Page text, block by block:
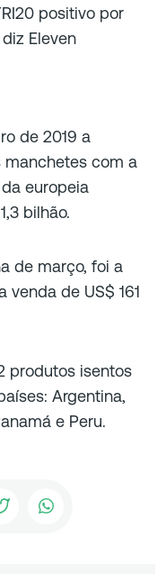
de 2019 a
manchetes com a
europeia
bilhão.
de março, foi a
venda de US$ 161
produtos isentos
Argentina,
e Peru.